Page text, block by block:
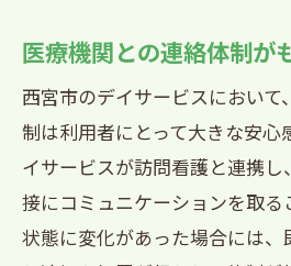
訪問看護がもたらす
多職種連携による包
利用者の声を反映し
デイサービス選び西宮市
問看護との連携
訪問看護の種類とその
医療機関との連絡体制が
西宮市のデイサービスにおい
制は利用者にとって大きな安心
イサービスが訪問看護と連携
接にコミュニケーションを取る
状態に変化があった場合には